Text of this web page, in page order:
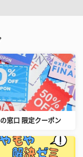
窓口 限定クーポン